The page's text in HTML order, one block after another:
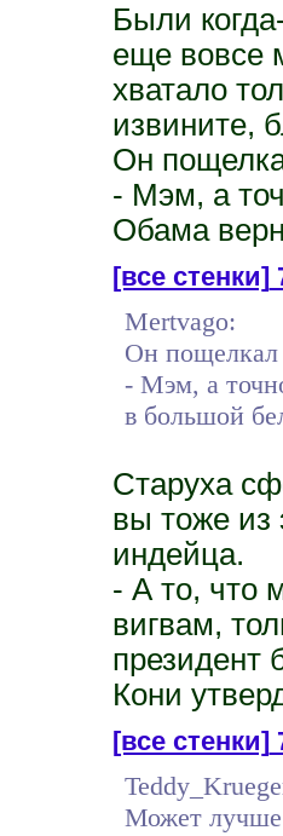
Были
еще вовсе
хватало
извините,
Он
- Мэм, а
Обама
[все стенки]
Mertvago:
Он пощелкал
- Мэм, а
в большой
Старуха
вы тоже из
индейца.
- А то, что
вигвам,
президент
Кони
[все стенки]
Может лучше